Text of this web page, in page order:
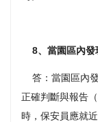
8、當園區內發
答：當園區內
正確判斷與報告
時，保安員應就